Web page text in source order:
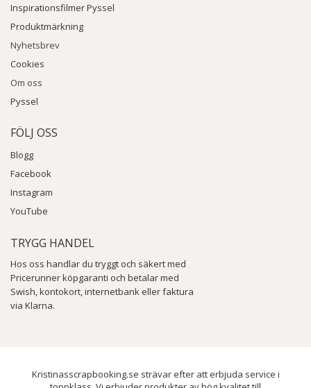
Inspirationsfilmer Pyssel
Produktmärkning
Nyhetsbrev
Cookies
Om oss
Pyssel
FÖLJ OSS
Blogg
Facebook
Instagram
YouTube
TRYGG HANDEL
Hos oss handlar du tryggt och säkert med
Pricerunner köpgaranti och betalar med
Swish, kontokort, internetbank eller faktura
via Klarna.
Kristinasscrapbooking.se strävar efter att erbjuda service i